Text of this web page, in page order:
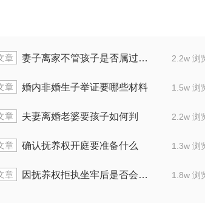
2.2w 浏览
1.5w 浏览
2.2w 浏览
1.3w 浏览
1.8w 浏览
文章 婚内给了抚养费还被起诉怎么应诉
文章 离婚协议要求给孩子钱吗
文章 当夫妻离婚成年孩子判决会怎么样
文章 离婚后向对方支付抚养费数额是多少
文章 离婚后孩子抚养权双方可共同拥有吗